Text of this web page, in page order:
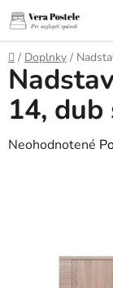
Prejsť
na
obsah
Domov
/ Doplnky /
14, dub
Priemerné
Neohodnotené